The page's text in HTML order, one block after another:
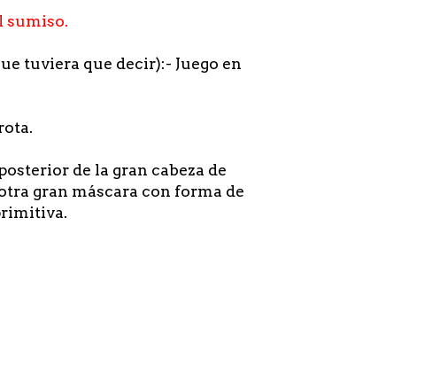
sumiso.
tuviera que decir):- Juego en
de la gran cabeza de
gran máscara con forma de